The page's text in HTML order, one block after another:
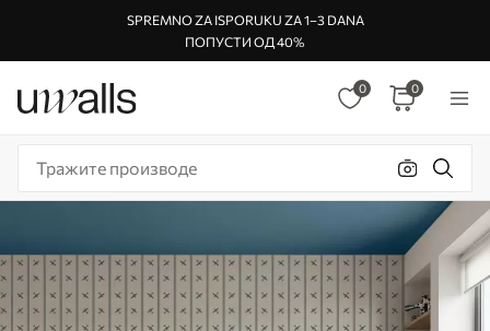
SPREMNO ZA ISPORUKU ZA 1–3 DANA
ПОПУСТИ ОД 40%
0 0